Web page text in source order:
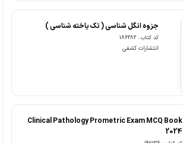
جزوه انگل شناسی ( تک یاخته شناسی )
کد کتاب : 186282
انتشارات کشفی
Clinical Pathology Prometric Exam MCQ Book
2024